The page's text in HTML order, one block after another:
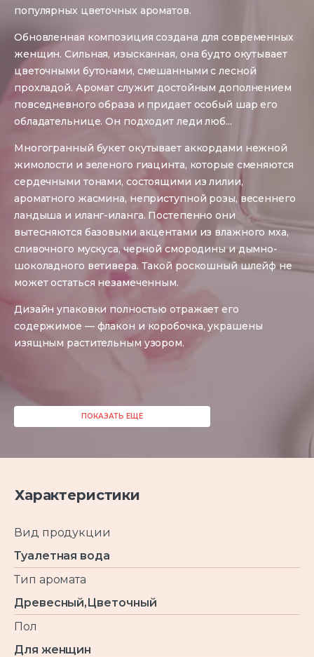
популярных цветочных ароматов.
Обновленная композиция создана для современных
женщин. Сильная, изысканная, она будто окутывает
цветочными бутонами, смешанными с лесной
прохладой. Аромат служит достойным дополнением
повседневного образа и придает особый шар его
обладательнице. Он подходит леди люб...
Многогранный букет окутывает аккордами нежной
жимолости и зеленого гиацинта, которые сменяются
сердечными тонами, состоящими из лилии,
ароматного жасмина, неприступной розы, весеннего
ландыша и иланг-иланга. Постепенно они
вытесняются базовыми акцентами из влажного мха,
сливочного мускуса, черной смородины и дымно-
шоколадного ветивера. Такой роскошный шлейф не
может остаться незамеченным.
Дизайн упаковки полностью отражает его
содержимое — флакон и коробочка, украшены
изящным растительным узором.
ПОКАЗАТЬ ЕЩЕ
Характеристики
Вид продукции
Туалетная вода
Тип аромата
Древесный,Цветочный
Пол
Для женщин